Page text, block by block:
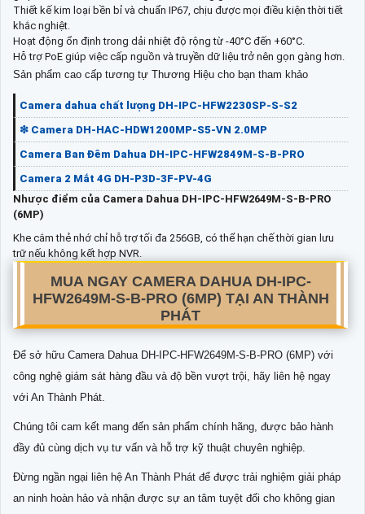
Thiết kế kim loại bền bỉ và chuẩn IP67, chịu được mọi điều kiện thời tiết
khắc nghiệt.
Hoạt động ổn định trong dải nhiệt độ rộng từ -40°C đến +60°C.
Hỗ trợ PoE giúp việc cấp nguồn và truyền dữ liệu trở nên gọn gàng hơn.
Sản phẩm cao cấp tương tự Thương Hiệu cho bạn tham khảo
Camera dahua chất lượng DH-IPC-HFW2230SP-S-S2
❇ Camera DH-HAC-HDW1200MP-S5-VN 2.0MP
Camera Ban Đêm Dahua DH-IPC-HFW2849M-S-B-PRO
Camera 2 Mắt 4G DH-P3D-3F-PV-4G
Nhược điểm của Camera Dahua DH-IPC-HFW2649M-S-B-PRO
(6MP)
Khe cắm thẻ nhớ chỉ hỗ trợ tối đa 256GB, có thể hạn chế thời gian lưu
trữ nếu không kết hợp NVR.
MUA NGAY CAMERA DAHUA DH-IPC-
HFW2649M-S-B-PRO (6MP) TẠI AN THÀNH
PHÁT
Để sở hữu Camera Dahua DH-IPC-HFW2649M-S-B-PRO (6MP) với
công nghệ giám sát hàng đầu và độ bền vượt trội, hãy liên hệ ngay
với An Thành Phát.
Chúng tôi cam kết mang đến sản phẩm chính hãng, được bảo hành
đầy đủ cùng dịch vụ tư vấn và hỗ trợ kỹ thuật chuyên nghiệp.
Đừng ngần ngại liên hệ An Thành Phát để được trải nghiệm giải pháp
an ninh hoàn hảo và nhận được sự an tâm tuyệt đối cho không gian